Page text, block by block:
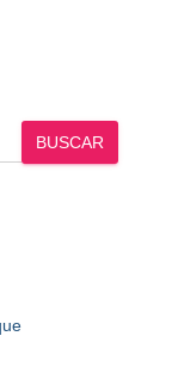
BUSCAR